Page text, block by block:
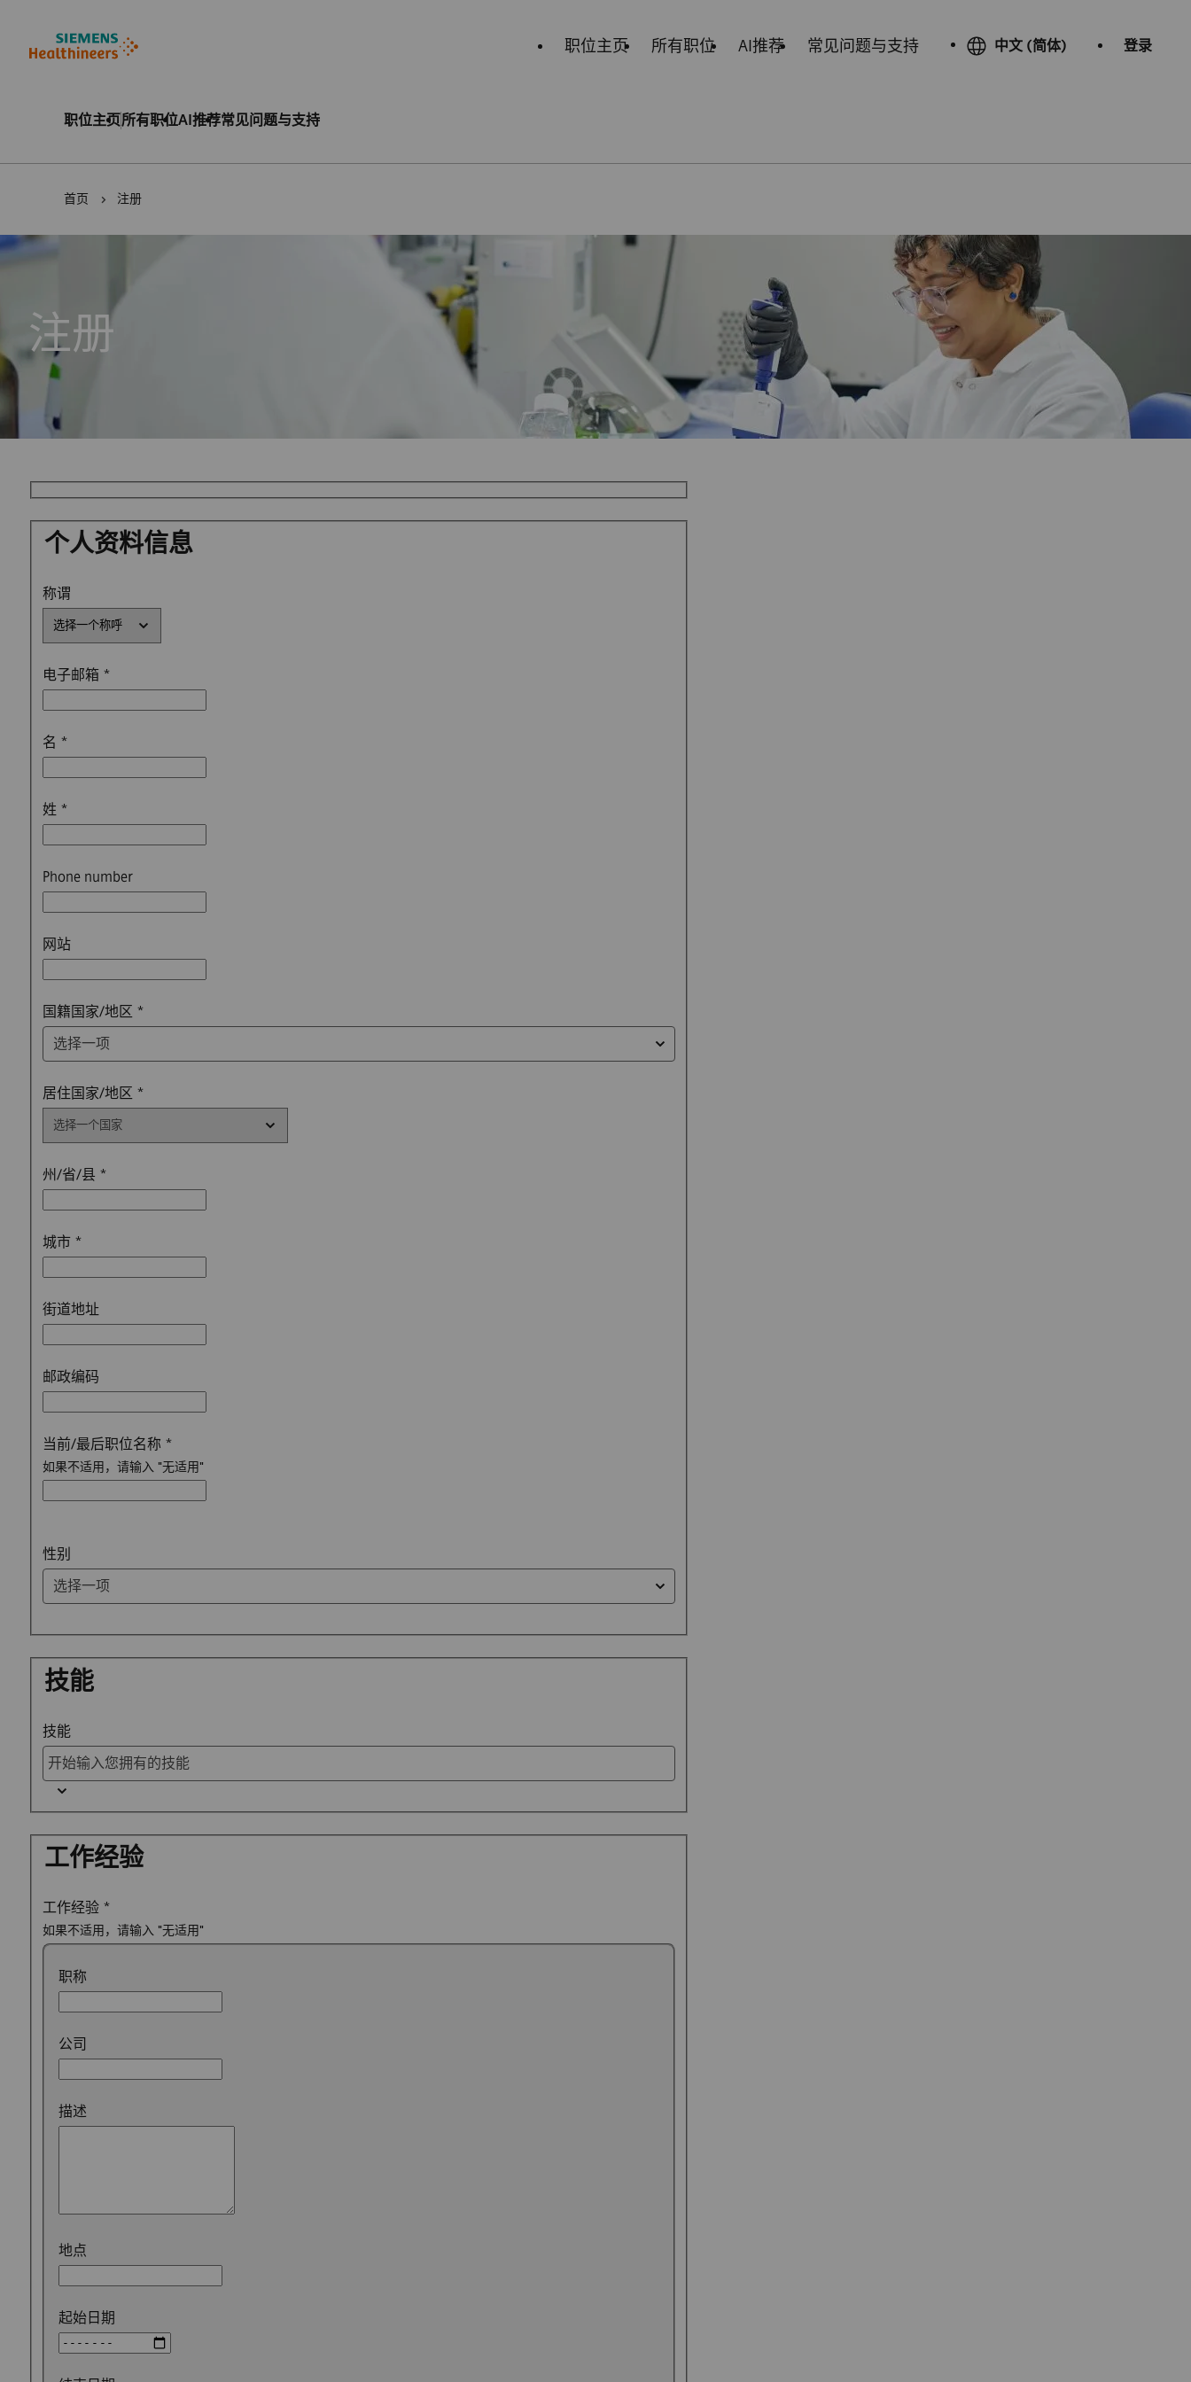
职位主页 所有职位 AI推荐 常见问题与支持 中文 (简体) 登录
职位主页所有职位AI推荐常见问题与支持
首页 注册
注册
个人资料信息
称谓
电子邮箱 *
名 *
姓 *
Phone number
网站
国籍国家/地区 *
选择一项
居住国家/地区 *
州/省/县 *
城市 *
街道地址
邮政编码
当前/最后职位名称 *
如果不适用，请输入 "无适用"
性别
选择一项
技能
技能
工作经验
工作经验 *
如果不适用，请输入 "无适用"
职称
公司
描述
地点
起始日期